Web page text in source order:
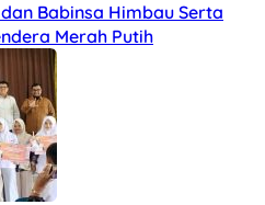
Babinsa Himbau Serta
Merah Putih